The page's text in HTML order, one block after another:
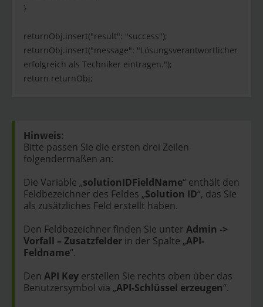
}
returnObj.insert("result": "success");
returnObj.insert("message": "Lösungsverantwortlicher
erfolgreich als Techniker eintragen.");
return returnObj;
Hinweis:
Bitte passen Sie die ersten drei Zeilen
folgendermaßen an:
Die Variable „solutionIDFieldName“ enthält den
Feldbezeichner des Feldes „Solution ID“, das Sie
als zusätzliches Feld erstellt haben.
Den Feldbezeichner finden Sie unter Admin ->
Vorfall – Zusatzfelder in der Spalte „API-
Feldname“.
Den API Key erstellen Sie rechts oben über das
Benutzersymbol via „API-Schlüssel erzeugen“.